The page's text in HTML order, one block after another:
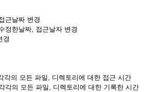
근날짜 변경
정한날짜, 접근날자 변경
경
의 모든 파일, 디렉토리에 대한 접근 시간
각의 모든 파일, 디렉토리에 대한 기록한 시간